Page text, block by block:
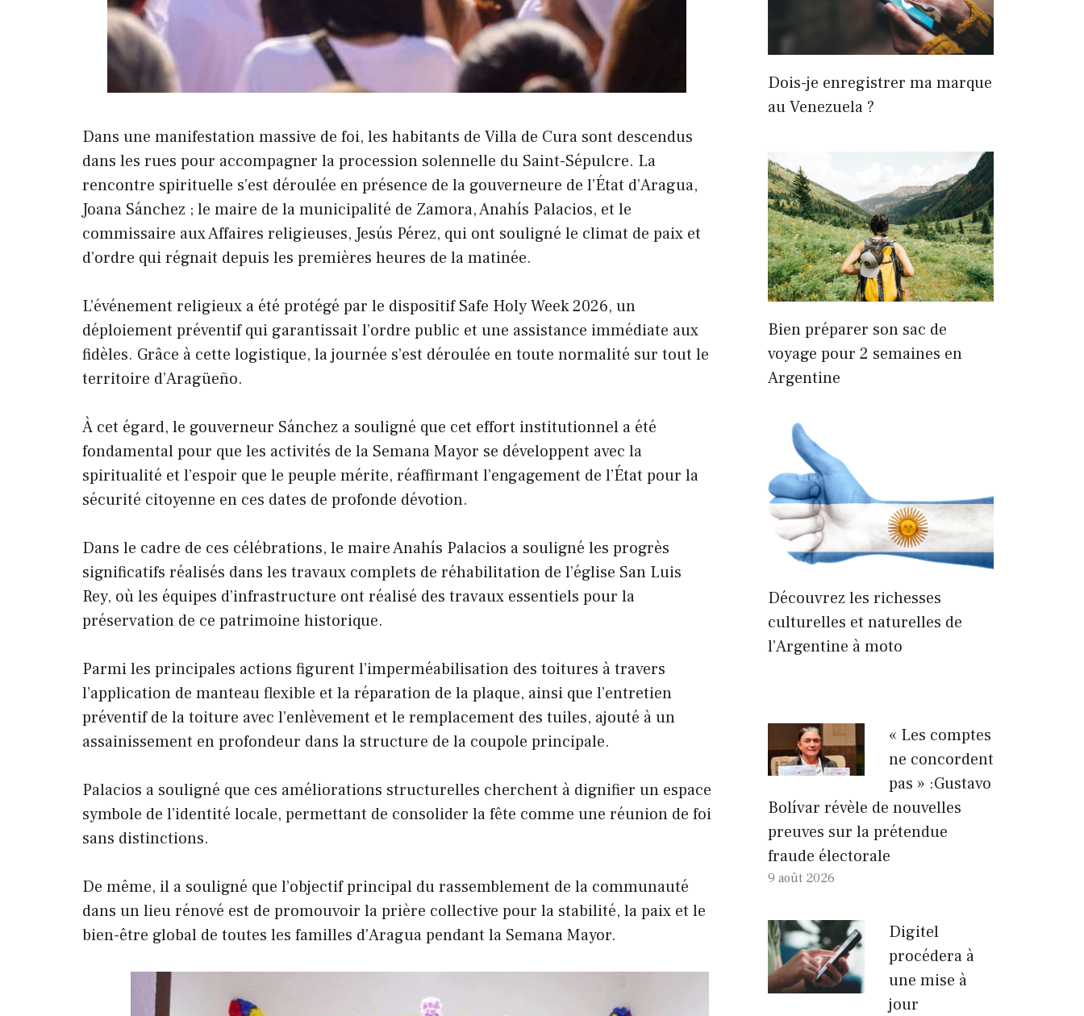
Dans une manifestation massive de foi, les habitants de Villa de Cura sont descendus
dans les rues pour accompagner la procession solennelle du Saint-Sépulcre. La
rencontre spirituelle s’est déroulée en présence de la gouverneure de l’État d’Aragua,
Joana Sánchez ; le maire de la municipalité de Zamora, Anahís Palacios, et le
commissaire aux Affaires religieuses, Jesús Pérez, qui ont souligné le climat de paix et
d’ordre qui régnait depuis les premières heures de la matinée.
L’événement religieux a été protégé par le dispositif Safe Holy Week 2026, un
déploiement préventif qui garantissait l’ordre public et une assistance immédiate aux
fidèles. Grâce à cette logistique, la journée s’est déroulée en toute normalité sur tout le
territoire d’Aragüeño.
À cet égard, le gouverneur Sánchez a souligné que cet effort institutionnel a été
fondamental pour que les activités de la Semana Mayor se développent avec la
spiritualité et l’espoir que le peuple mérite, réaffirmant l’engagement de l’État pour la
sécurité citoyenne en ces dates de profonde dévotion.
Dans le cadre de ces célébrations, le maire Anahís Palacios a souligné les progrès
significatifs réalisés dans les travaux complets de réhabilitation de l’église San Luis
Rey, où les équipes d’infrastructure ont réalisé des travaux essentiels pour la
préservation de ce patrimoine historique.
Parmi les principales actions figurent l’imperméabilisation des toitures à travers
l’application de manteau flexible et la réparation de la plaque, ainsi que l’entretien
préventif de la toiture avec l’enlèvement et le remplacement des tuiles, ajouté à un
assainissement en profondeur dans la structure de la coupole principale.
Palacios a souligné que ces améliorations structurelles cherchent à dignifier un espace
symbole de l’identité locale, permettant de consolider la fête comme une réunion de foi
sans distinctions.
De même, il a souligné que l’objectif principal du rassemblement de la communauté
dans un lieu rénové est de promouvoir la prière collective pour la stabilité, la paix et le
bien-être global de toutes les familles d’Aragua pendant la Semana Mayor.
Dois-je enregistrer ma marque
au Venezuela ?
Bien préparer son sac de
voyage pour 2 semaines en
Argentine
Découvrez les richesses
culturelles et naturelles de
l’Argentine à moto
« Les comptes
ne concordent
pas » :Gustavo
Bolívar révèle de nouvelles
preuves sur la prétendue
fraude électorale
9 août 2026
Digitel
procédera à
une mise à
jour